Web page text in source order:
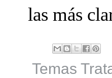
las más
Temas